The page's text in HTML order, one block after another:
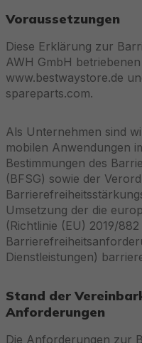
Voraussetzungen
Diese Erklärung zur
AWH GmbH
www.bestwaystore.de
spareparts.com.
Als Unternehmen sind
mobilen Anwendungen
Bestimmungen des
(BFSG) sowie der
Umsetzung der die
(Richtlinie (EU) 2019/
Dienstleistungen)
Stand der
Anforderungen
Die Anforderungen zur